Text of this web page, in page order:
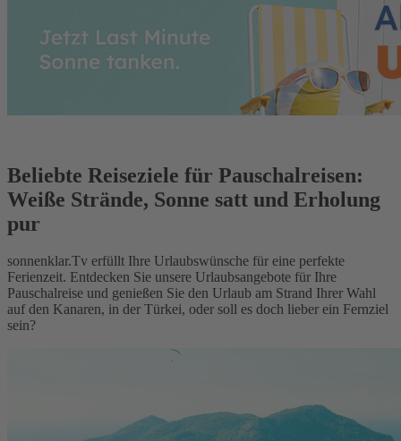
Beliebte Reiseziele für Pauschalreisen:
Weiße Strände, Sonne satt und Erholung
pur
sonnenklar.Tv erfüllt Ihre Urlaubswünsche für eine perfekte
Ferienzeit. Entdecken Sie unsere Urlaubsangebote für Ihre
Pauschalreise und genießen Sie den Urlaub am Strand Ihrer Wahl
auf den Kanaren, in der Türkei, oder soll es doch lieber ein Fernziel
sein?